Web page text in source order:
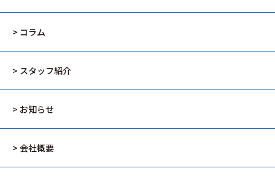
> コラム
> スタッフ紹介
> お知らせ
> 会社概要